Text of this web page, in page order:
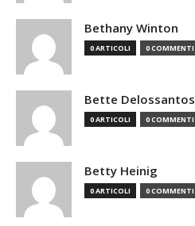
Bethany Winton
0 ARTICOLI 0 COMMENTI
Bette Delossantos
0 ARTICOLI 0 COMMENTI
Betty Heinig
0 ARTICOLI 0 COMMENTI